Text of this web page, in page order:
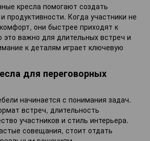
кресла помогают создать
продуктивности. Когда участники не
они быстрее приходят к
важно для длительных встреч и
к деталям играет ключевую
для переговорных
начинается с понимания задач.
встреч, длительность
участников и стиль интерьера.
совещания, стоит отдать